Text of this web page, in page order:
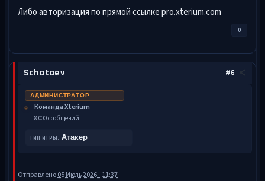
Либо авторизация по прямой ссылке pro.xterium.com
0
#6
Schataev
АДМИНИСТРАТОР
Команда Xterium
8 000 сообщений
ТИП ИГРЫ: Атакер
Отправлено05 Июль 2026 - 11:37